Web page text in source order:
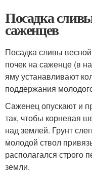
Посадка
саженцев
Посадка сливы
почек на саженце (в
яму устанавливают
поддержания
Саженец опускают и
так, чтобы корневая
над землей. Грунт
молодой ствол
располагался строго
земли.